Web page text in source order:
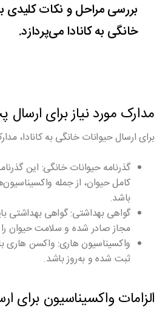
بررسی مراحل و نکات کلیدی
خانگی به کانادا می‌پردازد.
مدارک مورد نیاز برای ارسال
برای ارسال حیوانات خانگی به کانادا،
گذرنامه حیوانات خانگی: این
کامل حیوان، از جمله
باشد.
گواهی بهداشتی: گواهی بهداشتی
مجاز صادر شده و سلامت حیوان را
واکسیناسیون هاری: واکسن هاری
ثبت شده و به‌روز باشد.
الزامات واکسیناسیون برای